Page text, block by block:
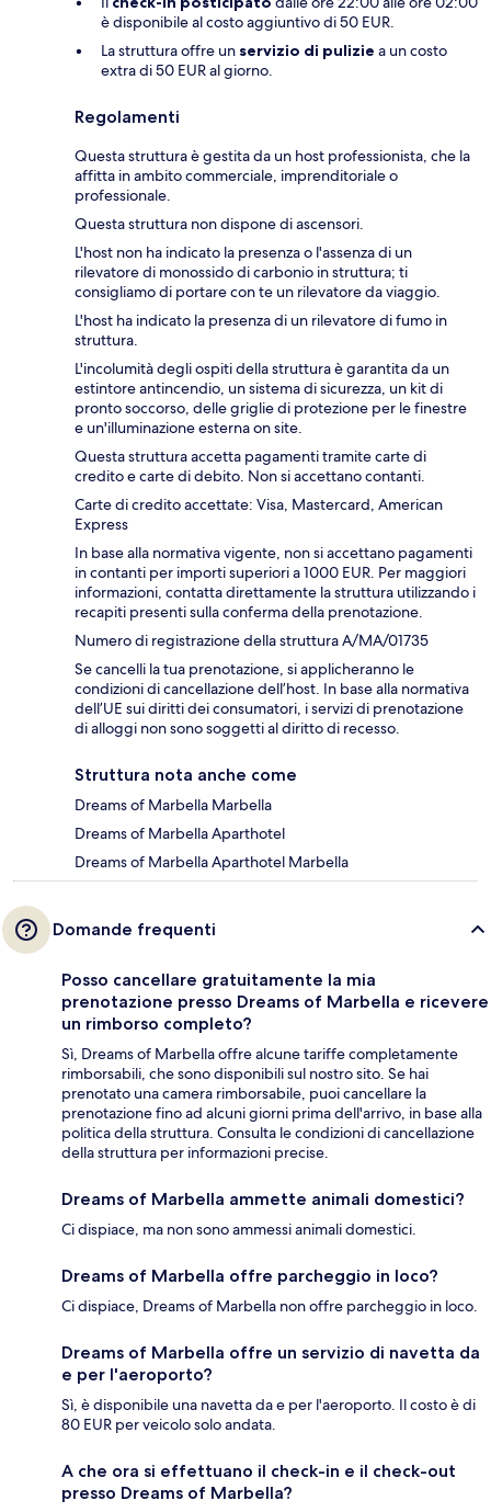
è disponibile al costo aggiuntivo di 50 EUR.
La struttura offre un servizio di pulizie a un costo
extra di 50 EUR al giorno.
Regolamenti
Questa struttura è gestita da un host professionista, che la
affitta in ambito commerciale, imprenditoriale o
professionale.
Questa struttura non dispone di ascensori.
L'host non ha indicato la presenza o l'assenza di un
rilevatore di monossido di carbonio in struttura; ti
consigliamo di portare con te un rilevatore da viaggio.
L'host ha indicato la presenza di un rilevatore di fumo in
struttura.
L'incolumità degli ospiti della struttura è garantita da un
estintore antincendio, un sistema di sicurezza, un kit di
pronto soccorso, delle griglie di protezione per le finestre
e un'illuminazione esterna on site.
Questa struttura accetta pagamenti tramite carte di
credito e carte di debito. Non si accettano contanti.
Carte di credito accettate: Visa, Mastercard, American
Express
In base alla normativa vigente, non si accettano pagamenti
in contanti per importi superiori a 1000 EUR. Per maggiori
informazioni, contatta direttamente la struttura utilizzando i
recapiti presenti sulla conferma della prenotazione.
Numero di registrazione della struttura A/MA/01735
Se cancelli la tua prenotazione, si applicheranno le
condizioni di cancellazione dell’host. In base alla normativa
dell’UE sui diritti dei consumatori, i servizi di prenotazione
di alloggi non sono soggetti al diritto di recesso.
Struttura nota anche come
Dreams of Marbella Marbella
Dreams of Marbella Aparthotel
Dreams of Marbella Aparthotel Marbella
Domande frequenti
Posso cancellare gratuitamente la mia
prenotazione presso Dreams of Marbella e ricevere
un rimborso completo?
Sì, Dreams of Marbella offre alcune tariffe completamente
rimborsabili, che sono disponibili sul nostro sito. Se hai
prenotato una camera rimborsabile, puoi cancellare la
prenotazione fino ad alcuni giorni prima dell'arrivo, in base alla
politica della struttura. Consulta le condizioni di cancellazione
della struttura per informazioni precise.
Dreams of Marbella ammette animali domestici?
Ci dispiace, ma non sono ammessi animali domestici.
Dreams of Marbella offre parcheggio in loco?
Ci dispiace, Dreams of Marbella non offre parcheggio in loco.
Dreams of Marbella offre un servizio di navetta da
e per l'aeroporto?
Sì, è disponibile una navetta da e per l'aeroporto. Il costo è di
80 EUR per veicolo solo andata.
A che ora si effettuano il check-in e il check-out
presso Dreams of Marbella?